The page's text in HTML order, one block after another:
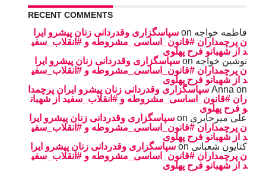
RECENT COMMENTS
فاطمه خواجه
سپاسگزاری وقدردانی زنان پیشرو ایرا
ن پرچمداران #قانون_اساسی_مشروطه و #انقلاب_سفی
د از شهبانو فرح پهلوی
نوشین خواجه
سپاسگزاری وقدردانی زنان پیشرو ایرا
ن پرچمداران #قانون_اساسی_مشروطه و #انقلاب_سفی
د از شهبانو فرح پهلوی
Anna on
سپاسگزاری وقدردانی زنان پیشرو ایران پرچمدا
ران #قانون_اساسی_مشروطه و #انقلاب_سفید از شهبان
و فرح پهلوی
على ميرجابرى
سپاسگزاری وقدردانی زنان پیشرو ایرا
ن پرچمداران #قانون_اساسی_مشروطه و #انقلاب_سفی
د از شهبانو فرح پهلوی
کتایون شعبانی
سپاسگزاری وقدردانی زنان پیشرو ایرا
ن پرچمداران #قانون_اساسی_مشروطه و #انقلاب_سفی
د از شهبانو فرح پهلوی